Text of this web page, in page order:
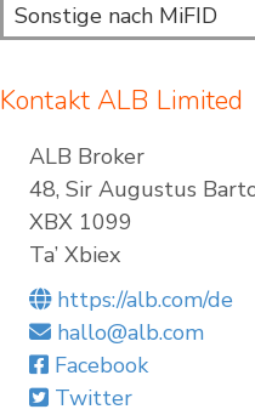
Sonstige nach MiFID
Kontakt ALB Limited
ALB Broker
48, Sir Augustus
XBX 1099
Ta’ Xbiex
https://alb.com/de
hallo@alb.com
Facebook
Twitter